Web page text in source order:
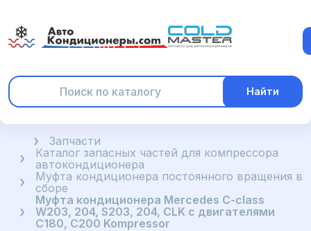
Найти
ГлавнаяЗапчасти
Каталог запасных частей для компрессора
автокондиционера
Муфта кондиционера постоянного вращения в
сборе
Муфта кондиционера Mercedes С-class
W203, 204, S203, 204, CLK с двигателями
С180, С200 Kompressor